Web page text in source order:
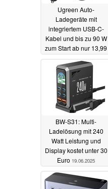
Ugreen Auto-
Ladegeräte mit
integriertem USB-C-
Kabel und bis zu 90 W
zum Start ab nur 13,99
BW-S31: Multi-
Ladelösung mit 240
Watt Leistung und
Display kostet unter 30
Euro 19.06.2025